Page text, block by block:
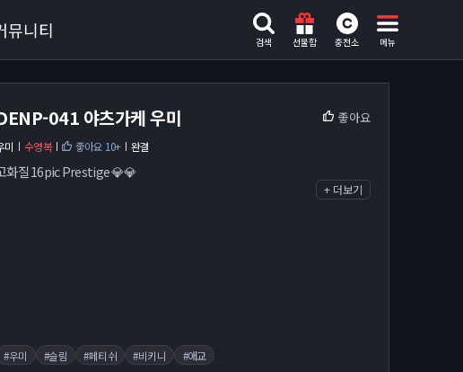
검색 선물함 충전소 메뉴
뮤니티
041 야츠가케 우미 좋아요
미 수영복 좋아요 10+ 완결
화질 16pic Prestige 💎💎
+ 더보기
#우미 #슬림 #페티쉬 #비키니 #애교